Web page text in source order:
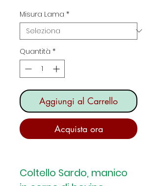
Misura Lama *
Quantità *
Aggiungi al Carrello
Acquista ora
Coltello Sardo, manico